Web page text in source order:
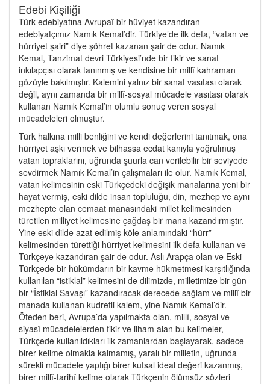
Edebi Kişiliği
Türk edebiyatına Avrupaî bir hüviyet kazandıran
edebiyatçımız Namık Kemal’dir. Türkiye’de ilk defa, “vatan ve
hürriyet şairi” diye şöhret kazanan şair de odur. Namık
Kemal, Tanzimat devri Türkiyesi’nde bir fikir ve sanat
inkılapçısı olarak tanınmış ve kendisine bir millî kahraman
gözüyle bakılmıştır. Kalemini yalnız bir sanat vasıtası olarak
değil, aynı zamanda bir millî-sosyal mücadele vasıtası olarak
kullanan Namık Kemal’in olumlu sonuç veren sosyal
mücadeleleri olmuştur.
Türk halkına milli benliğini ve kendi değerlerini tanıtmak, ona
hürriyet aşkı vermek ve bilhassa ecdat kanıyla yoğrulmuş
vatan topraklarını, uğrunda şuurla can verilebilir bir seviyede
sevdirmek Namık Kemal’in çalışmaları ile olur. Namık Kemal,
vatan kelimesinin eski Türkçedeki değişik manalarına yeni bir
hayat vermiş, eski dilde insan topluluğu, din, mezhep ve aynı
mezhepte olan cemaat manasındaki millet kelimesinden
türetilen milliyet kelimesine çağdaş bir mana kazandırmıştır.
Yine eski dilde azat edilmiş köle anlamındaki “hürr”
kelimesinden türettiği hürriyet kelimesini ilk defa kullanan ve
Türkçeye kazandıran şair de odur. Aslı Arapça olan ve Eski
Türkçede bir hükümdarın bir kavme hükmetmesi karşıtlığında
kullanılan “istiklal” kelimesini de dilimizde, milletimize bir gün
bir “İstiklal Savaşı” kazandıracak derecede sağlam ve millî bir
manada kullanan kudretli kalem, yine Namık Kemal’dir.
Öteden beri, Avrupa’da yapılmakta olan, millî, sosyal ve
siyasî mücadelelerden fikir ve ilham alan bu kelimeler,
Türkçede kullanıldıkları ilk zamanlardan başlayarak, sadece
birer kelime olmakla kalmamış, yaralı bir milletin, uğrunda
sürekli mücadele yaptığı birer kutsal ideal değeri kazanmış,
birer millî-tarihî kelime olarak Türkçenin ölümsüz sözleri